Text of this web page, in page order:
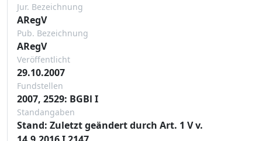
Jur. Bezeichnung
ARegV
Pub. Bezeichnung
ARegV
Veröffentlicht
29.10.2007
Fundstellen
2007, 2529: BGBl I
Standangaben
Stand: Zuletzt geändert durch Art. 1 V v.